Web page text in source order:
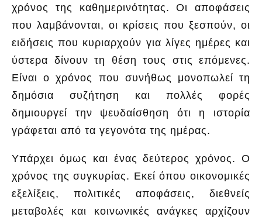
χρόνος της καθημερινότητας. Οι αποφάσεις
που λαμβάνονται, οι κρίσεις που ξεσπούν, οι
ειδήσεις που κυριαρχούν για λίγες ημέρες και
ύστερα δίνουν τη θέση τους στις επόμενες.
Είναι ο χρόνος που συνήθως μονοπωλεί τη
δημόσια συζήτηση και πολλές φορές
δημιουργεί την ψευδαίσθηση ότι η ιστορία
γράφεται από τα γεγονότα της ημέρας.
Υπάρχει όμως και ένας δεύτερος χρόνος. Ο
χρόνος της συγκυρίας. Εκεί όπου οικονομικές
εξελίξεις, πολιτικές αποφάσεις, διεθνείς
μεταβολές και κοινωνικές ανάγκες αρχίζουν